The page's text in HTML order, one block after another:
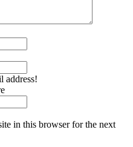
address!
in this browser for the next